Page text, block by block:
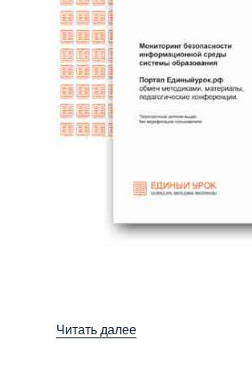
Читать далее«Дипломы,